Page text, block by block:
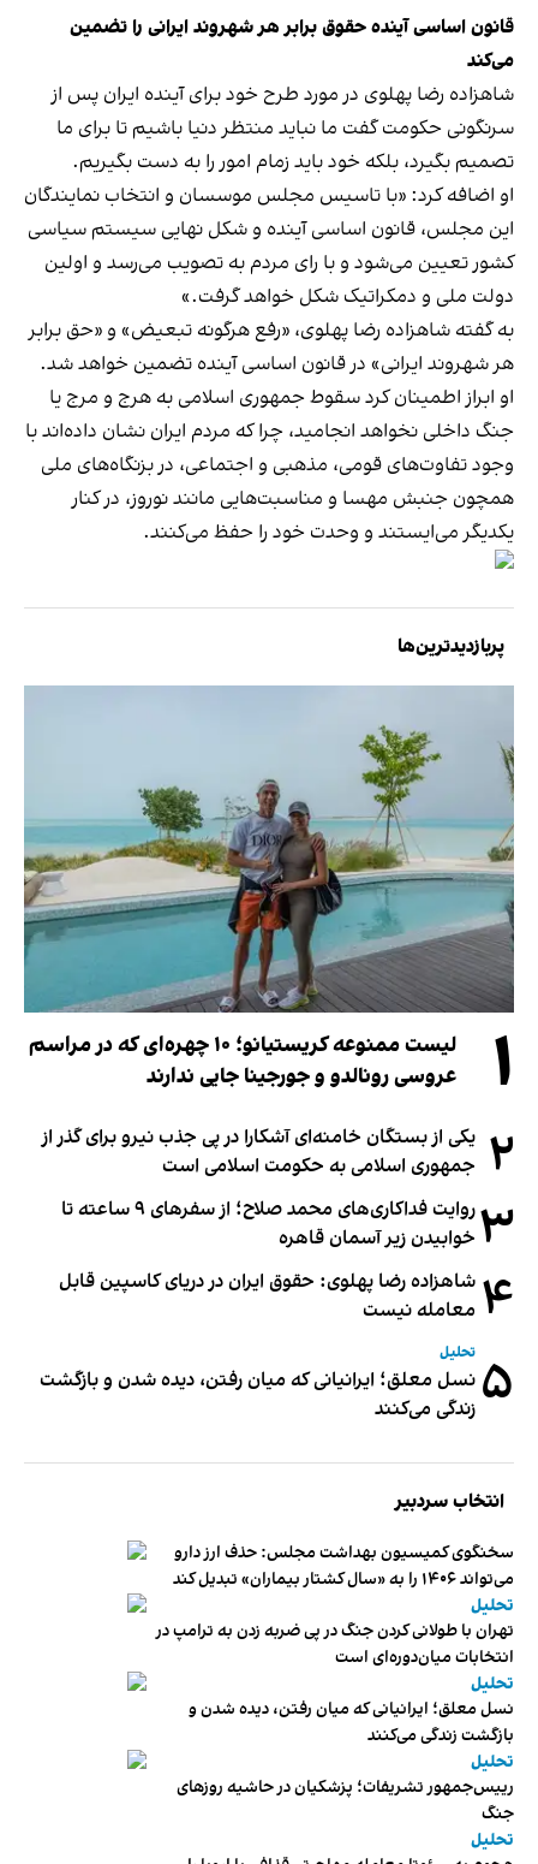
قانون اساسی آینده حقوق برابر هر شهروند ایرانی را تضمین
می‌کند
شاهزاده رضا پهلوی در مورد طرح خود برای آینده ایران پس از
سرنگونی حکومت گفت ما نباید منتظر دنیا باشیم تا برای ما
تصمیم بگیرد، بلکه خود باید زمام امور را به دست بگیریم.
او اضافه کرد: «با تاسیس مجلس موسسان و انتخاب نمایندگان
این مجلس، قانون اساسی آینده و شکل نهایی سیستم سیاسی
کشور تعیین می‌شود و با رای مردم به تصویب می‌رسد و اولین
دولت ملی و دمکراتیک شکل خواهد گرفت.»
به گفته شاهزاده رضا پهلوی، «رفع هرگونه تبعیض» و «حق برابر
هر شهروند ایرانی» در قانون اساسی آینده تضمین خواهد شد.
او ابراز اطمینان کرد سقوط جمهوری اسلامی به هرج‌ و مرج یا
جنگ داخلی نخواهد انجامید، چرا که مردم ایران نشان داده‌اند با
وجود تفاوت‌های قومی، مذهبی و اجتماعی، در بزنگاه‌های ملی
همچون جنبش مهسا و مناسبت‌هایی مانند نوروز، در کنار
یکدیگر می‌ایستند و وحدت خود را حفظ می‌کنند.
پربازدیدترین‌ها
۱
لیست ممنوعه کریستیانو؛ ۱۰ چهره‌ای که در مراسم
عروسی رونالدو و جورجینا جایی ندارند
۲ یکی از بستگان خامنه‌ای آشکارا در پی جذب نیرو برای گذر از
جمهوری اسلامی به حکومت اسلامی است
۳
روایت فداکاری‌های محمد صلاح؛ از سفرهای ۹ ساعته تا
خوابیدن زیر آسمان قاهره
۴ شاهزاده رضا پهلوی: حقوق ایران در دریای کاسپین قابل
معامله نیست
۵ تحلیل
نسل معلق؛ ایرانیانی که میان رفتن، دیده شدن و بازگشت
زندگی می‌کنند
انتخاب سردبیر
سخنگوی کمیسیون بهداشت مجلس: حذف ارز دارو
می‌تواند ۱۴۰۶ را به «سال کشتار بیماران» تبدیل کند
تحلیل
تهران با طولانی کردن جنگ در پی ضربه زدن به ترامپ در
انتخابات میان‌دوره‌ای است
تحلیل
نسل معلق؛ ایرانیانی که میان رفتن، دیده شدن و
بازگشت زندگی می‌کنند
تحلیل
رییس‌جمهور تشریفات؛ پزشکیان در حاشیه روزهای
جنگ
تحلیل